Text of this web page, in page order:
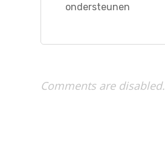
ondersteunen
Comments are disabled.